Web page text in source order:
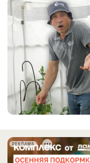
РЕКЛАМА